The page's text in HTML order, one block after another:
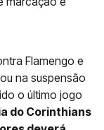
Flamengo e
na suspensão
o último jogo
do Corinthians